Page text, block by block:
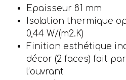
Epaisseur 81 mm
Isolation thermique
0,44 W/(m2.K)
Finition esthétique
décor (2 faces) fait
l’ouvrant